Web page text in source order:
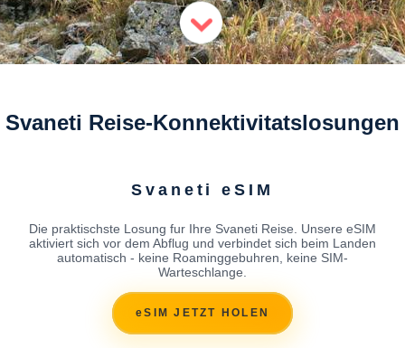
Svaneti Reise-Konnektivitatslosungen
Svaneti eSIM
Die praktischste Losung fur Ihre Svaneti Reise. Unsere eSIM
aktiviert sich vor dem Abflug und verbindet sich beim Landen
automatisch - keine Roaminggebuhren, keine SIM-
Warteschlange.
eSIM JETZT HOLEN